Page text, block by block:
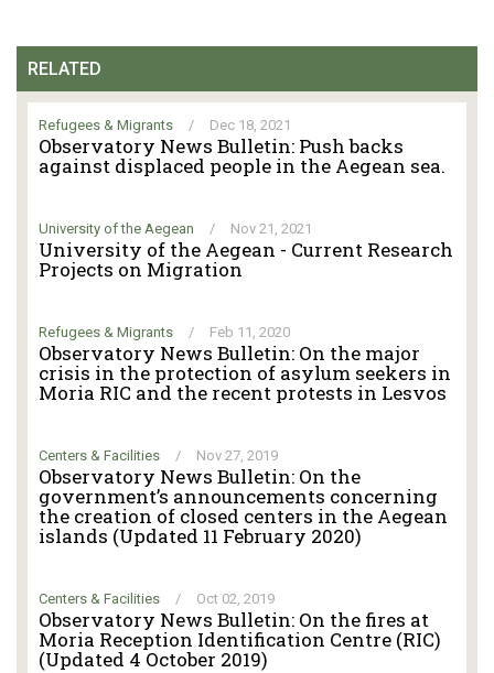
RELATED
Refugees & Migrants / Dec 18, 2021
Observatory News Bulletin: Push backs
against displaced people in the Aegean sea.
University of the Aegean / Nov 21, 2021
University of the Aegean - Current Research
Projects on Migration
Refugees & Migrants / Feb 11, 2020
Observatory News Bulletin: On the major
crisis in the protection of asylum seekers in
Moria RIC and the recent protests in Lesvos
Centers & Facilities / Nov 27, 2019
Observatory News Bulletin: On the
government’s announcements concerning
the creation of closed centers in the Aegean
islands (Updated 11 February 2020)
Centers & Facilities / Oct 02, 2019
Observatory News Bulletin: On the fires at
Moria Reception Identification Centre (RIC)
(Updated 4 October 2019)